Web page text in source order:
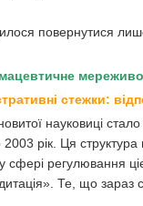
повернутися
мереживо
стежки:
науковиці
рік. Ця
сфері регулювання
Те, що